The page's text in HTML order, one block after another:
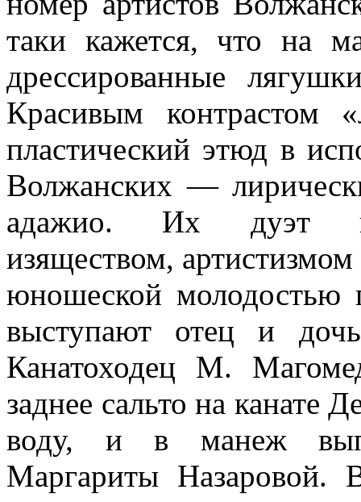
таки кажется, что на
дрессирован­ные
Красивым контрастом
пластический этюд в
Волжанских —
адажио. Их дуэт
изяществом,
юношеской молодостью
выступают отец и
Канатоходец М.
заднее сальто на канате
воду, и в манеж
Маргариты Назаровой.